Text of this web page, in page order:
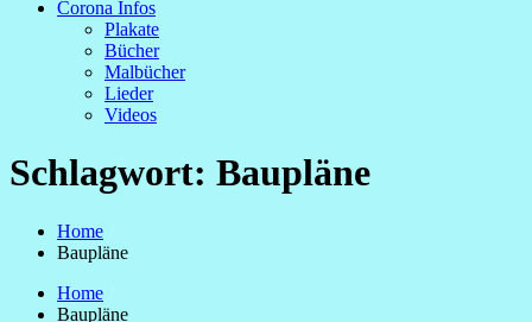
Corona Infos
Plakate
Bücher
Malbücher
Lieder
Videos
Schlagwort: Baupläne
Home
Baupläne
Home
Baupläne